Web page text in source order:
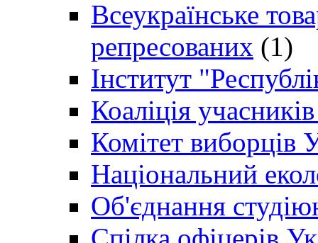
Всеукраїнське
репресованих (1)
Інститут
Коаліція
Комітет виборців
Національний
Об'єднання